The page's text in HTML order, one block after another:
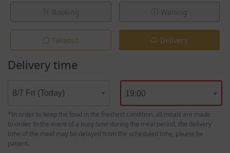
Takeout Delivery
Delivery time
8/7 Fri (Today) 19:00
*In order to keep the food in the freshest condition, all meals are made
to order. In the event of a busy time during the meal period, the delivery
time of the meal may be delayed from the scheduled time, please be
patient.